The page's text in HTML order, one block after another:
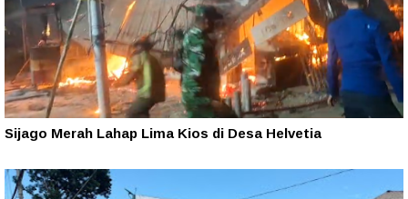
Sijago Merah Lahap Lima Kios di Desa Helvetia